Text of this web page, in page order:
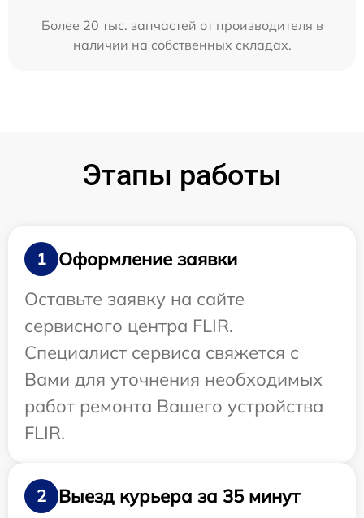
Более 20 тыс. запчастей от производителя в
наличии на собственных складах.
Этапы работы
1
Оформление заявки
Оставьте заявку на сайте
сервисного центра FLIR.
Специалист сервиса свяжется с
Вами для уточнения необходимых
работ ремонта Вашего устройства
FLIR.
2
Выезд курьера за 35 минут